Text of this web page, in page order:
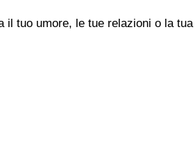
il tuo umore, le tue relazioni o la